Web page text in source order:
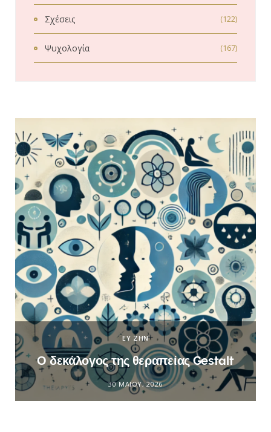
Σχέσεις (122)
Ψυχολογία (167)
ΕΥ ΖΗΝ
Ο δεκάλογος της θεραπείας Gestalt
30 ΜΑΪ́ΟΥ, 2026